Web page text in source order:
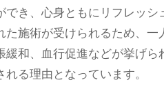
でき、心身ともにリフレッ
た施術が受けられるため、
緩和、血行促進などが挙げ
る理由となっています。